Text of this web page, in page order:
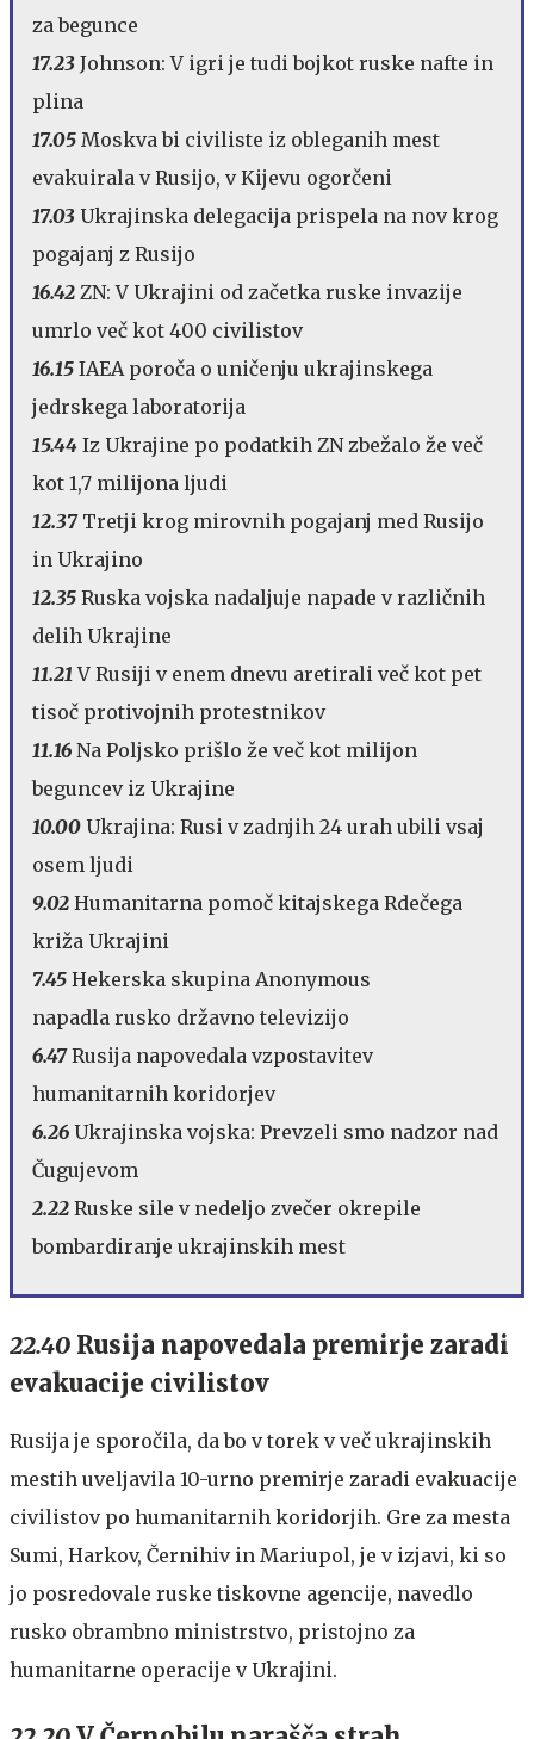
za begunce
17.23 Johnson: V igri je tudi bojkot ruske nafte in
plina
17.05 Moskva bi civiliste iz obleganih mest
evakuirala v Rusijo, v Kijevu ogorčeni
17.03 Ukrajinska delegacija prispela na nov krog
pogajanj z Rusijo
16.42 ZN: V Ukrajini od začetka ruske invazije
umrlo več kot 400 civilistov
16.15 IAEA poroča o uničenju ukrajinskega
jedrskega laboratorija
15.44 Iz Ukrajine po podatkih ZN zbežalo že več
kot 1,7 milijona ljudi
12.37Tretji krog mirovnih pogajanj med Rusijo
in Ukrajino
12.35 Ruska vojska nadaljuje napade v različnih
delih Ukrajine
11.21V Rusiji v enem dnevu aretirali več kot pet
tisoč protivojnih protestnikov
11.16 Na Poljsko prišlo že več kot milijon
beguncev iz Ukrajine
10.00 Ukrajina: Rusi v zadnjih 24 urah ubili vsaj
osem ljudi
9.02 Humanitarna pomoč kitajskega Rdečega
križa Ukrajini
7.45 Hekerska skupina Anonymous
napadla rusko državno televizijo
6.47Rusija napovedala vzpostavitev
humanitarnih koridorjev
6.26 Ukrajinska vojska: Prevzeli smo nadzor nad
Čugujevom
2.22 Ruske sile v nedeljo zvečer okrepile
bombardiranje ukrajinskih mest
22.40 Rusija napovedala premirje zaradi
evakuacije civilistov
Rusija je sporočila, da bo v torek v več ukrajinskih
mestih uveljavila 10-urno premirje zaradi evakuacije
civilistov po humanitarnih koridorjih. Gre za mesta
Sumi, Harkov, Černihiv in Mariupol, je v izjavi, ki so
jo posredovale ruske tiskovne agencije, navedlo
rusko obrambno ministrstvo, pristojno za
humanitarne operacije v Ukrajini.